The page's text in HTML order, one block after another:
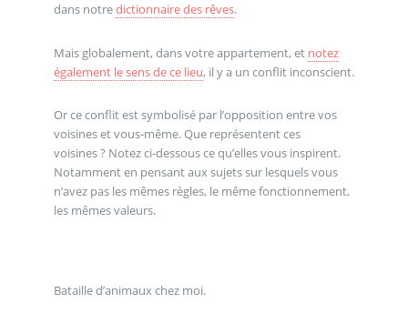
dans notredictionnaire des rêves.
Mais globalement, dans votre appartement, et notez
également le sens de ce lieu, il y a un conflit inconscient.
Or ce conflit est symbolisé par l’opposition entre vos
voisines et vous-même. Que représentent ces
voisines ? Notez ci-dessous ce qu’elles vous inspirent.
Notamment en pensant aux sujets sur lesquels vous
n’avez pas les mêmes règles, le même fonctionnement,
les mêmes valeurs.
Bataille d’animaux chez moi.